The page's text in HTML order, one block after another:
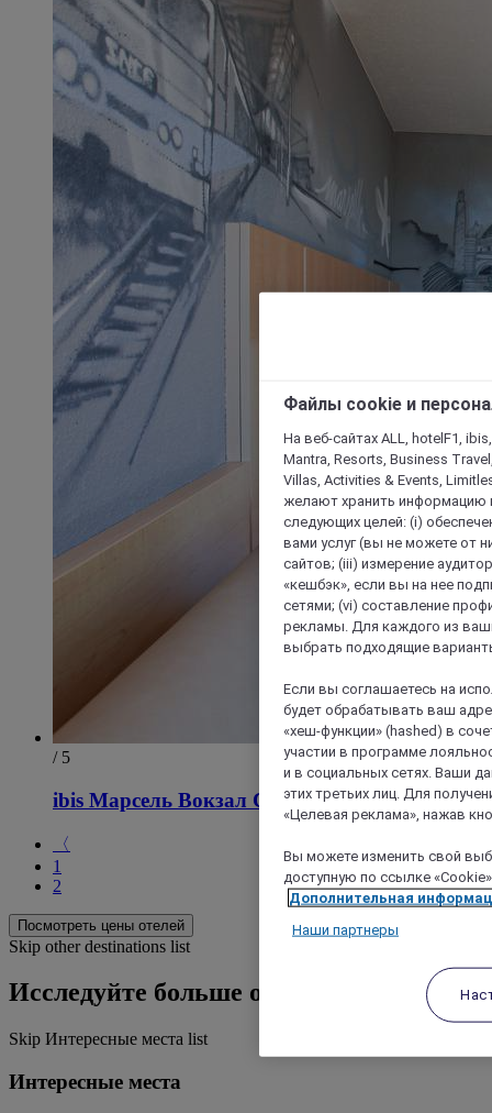
/ 5
ibis Марсель Вокзал Сен-Шарль
〈
1
2
Посмотреть цены отелей
Skip other destinations list
Исследуйте больше отелей
Skip Интересные места list
Интересные места
Файлы cookie и
На веб-сайтах ALL, hotelF1,
Mantra, Resorts, Business
Villas, Activities & Events,
желают хранить информацию
следующих целей: (i)
вами услуг (вы не можете от
сайтов; (iii) измерение
«кешбэк», если вы на нее
сетями; (vi) составление
рекламы. Для каждого из
выбрать подходящие
Если вы соглашаетесь на
будет обрабатывать ваш
«хеш-функции» (hashed) в
участии в программе
и в социальных сетях. Ваши
этих третьих лиц. Для
«Целевая реклама», нажав
Вы можете изменить свой
доступную по ссылке
Дополнительная
Наши партнеры